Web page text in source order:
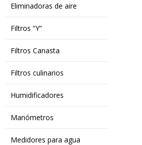
Eliminadoras de aire
Filtros “Y”
Filtros Canasta
Filtros culinarios
Humidificadores
Manómetros
Medidores para agua